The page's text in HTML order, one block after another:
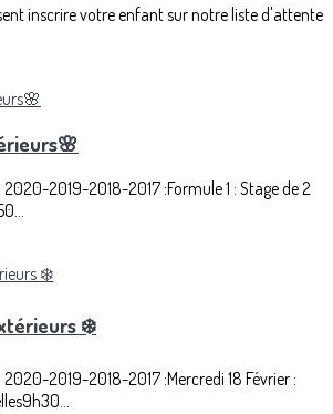
inscrire votre enfant sur notre liste d'attente
2019-2018-2017 :Formule 1 : Stage de 2
❄️
2019-2018-2017 :Mercredi 18 Février :